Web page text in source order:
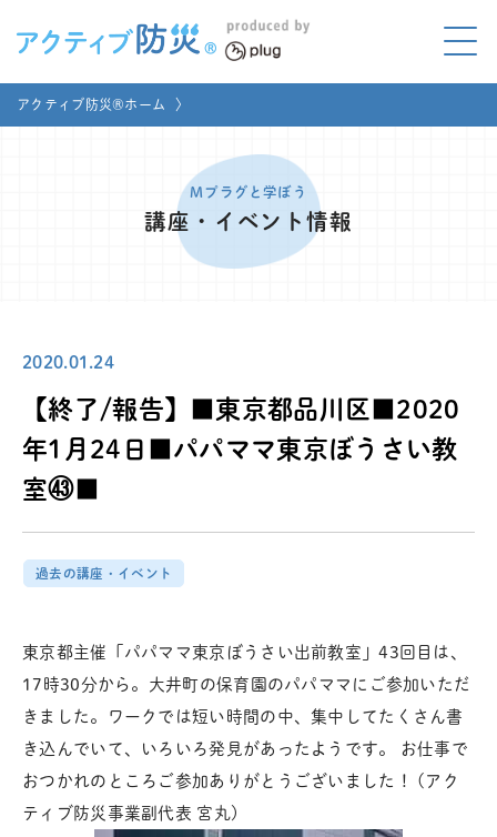
アクティブ防災とは?
家庭でやってみよう
メディア掲載
取材お申し込み
アクティブ防災®ホーム 〉
Mプラグと学ぼう
講座・イベント情報
2020.01.24
【終了/報告】■東京都品川区■2020
年1月24日■パパママ東京ぼうさい教
室㊸■
過去の講座・イベント
東京都主催「パパママ東京ぼうさい出前教室」43回目は、
17時30分から。大井町の保育園のパパママにご参加いただ
きました。ワークでは短い時間の中、集中してたくさん書
き込んでいて、いろいろ発見があったようです。 お仕事で
おつかれのところご参加ありがとうございました！ (アク
ティブ防災事業副代表 宮丸)